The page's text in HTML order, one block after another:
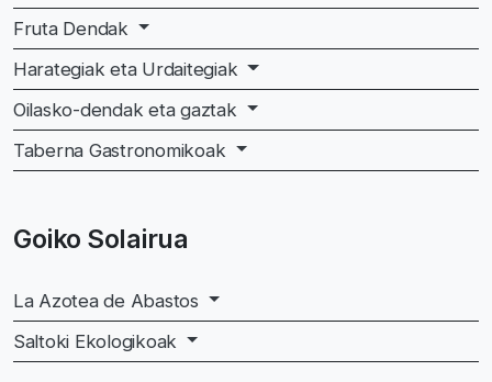
Fruta Dendak
Harategiak eta Urdaitegiak
Oilasko-dendak eta gaztak
Taberna Gastronomikoak
Goiko Solairua
La Azotea de Abastos
Saltoki Ekologikoak